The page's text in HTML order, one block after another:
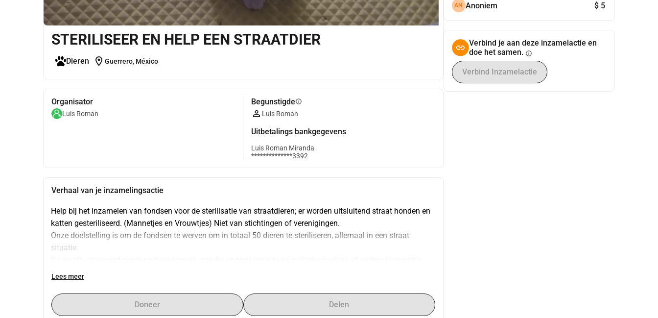
STERILISEER EN HELP EEN STRAATDIER
Dieren location_on Guerrero, México
Organisator
Luis Roman
Begunstigdeinfo
Luis Roman
Uitbetalings bankgegevens
Luis Roman Miranda
**************3392
Verhaal van je inzamelingsactie
Help bij het inzamelen van fondsen voor de sterilisatie van straatdieren; er worden uitsluitend straat honden en
katten gesteriliseerd. (Mannetjes en Vrouwtjes) Niet van stichtingen of verenigingen.
Onze doelstelling is om de fondsen te werven om in totaal 50 dieren te steriliseren, allemaal in een straat
situatie.
verenigingen; het is een persoonlijk project van een professional die zich toelegt op de medische zorg voor
Lees meer
Doneer Delen
AN Anoniem $ 5
Verbind je aan deze inzamelactie en
doe het samen. info
Verbind Inzamelactie